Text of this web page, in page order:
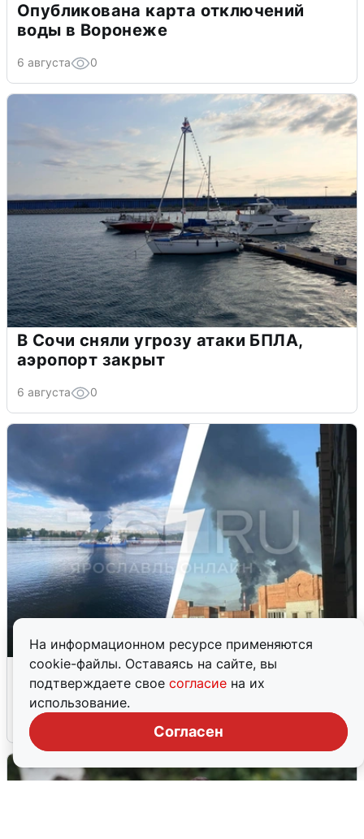
На информационном ресурсе применяются
cookie-файлы. Оставаясь на сайте, вы
подтверждаете свое согласие на их
использование.
Согласен
Опубликована карта отключений
воды в Воронеже
6 августа 0
В Сочи сняли угрозу атаки БПЛА,
аэропорт закрыт
6 августа 0
Ночная атака БПЛА на Ярославль:
попадания и последствия
6 августа